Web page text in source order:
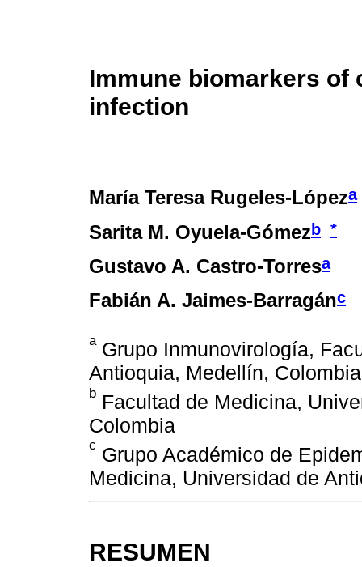
Immune biomarkers of
infection
María Teresa Rugeles-Lópeza
Sarita M. Oyuela-Gómezb *
Gustavo A. Castro-Torresa
Fabián A. Jaimes-Barragánc
aGrupo Inmunovirología,
Antioquia, Medellín, Colombia
b Facultad de Medicina,
Colombia
c Grupo Académico de
Medicina, Universidad de
RESUMEN